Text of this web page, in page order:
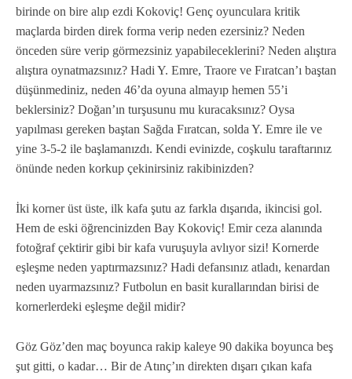
birinde on bire alıp ezdi Kokoviç! Genç oyunculara kritik
maçlarda birden direk forma verip neden ezersiniz? Neden
önceden süre verip görmezsiniz yapabileceklerini? Neden alıştıra
alıştıra oynatmazsınız? Hadi Y. Emre, Traore ve Fıratcan’ı baştan
düşünmediniz, neden 46’da oyuna almayıp hemen 55’i
beklersiniz? Doğan’ın turşusunu mu kuracaksınız? Oysa
yapılması gereken baştan Sağda Fıratcan, solda Y. Emre ile ve
yine 3-5-2 ile başlamanızdı. Kendi evinizde, coşkulu taraftarınız
önünde neden korkup çekinirsiniz rakibinizden?
İki korner üst üste, ilk kafa şutu az farkla dışarıda, ikincisi gol.
Hem de eski öğrencinizden Bay Kokoviç! Emir ceza alanında
fotoğraf çektirir gibi bir kafa vuruşuyla avlıyor sizi! Kornerde
eşleşme neden yaptırmazsınız? Hadi defansınız atladı, kenardan
neden uyarmazsınız? Futbolun en basit kurallarından birisi de
kornerlerdeki eşleşme değil midir?
Göz Göz’den maç boyunca rakip kaleye 90 dakika boyunca beş
şut gitti, o kadar… Bir de Atınç’ın direkten dışarı çıkan kafa